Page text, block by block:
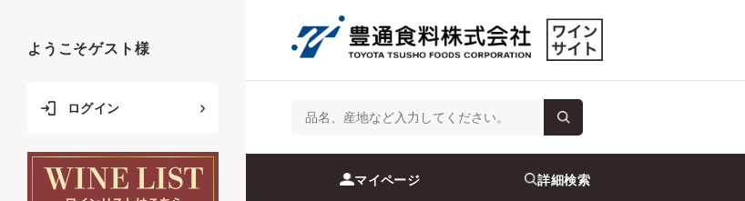
マイページ 詳細検索
ようこそゲスト様
ログイン